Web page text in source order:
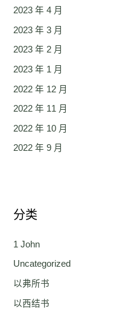
2023 年 4 月
2023 年 3 月
2023 年 2 月
2023 年 1 月
2022 年 12 月
2022 年 11 月
2022 年 10 月
2022 年 9 月
分类
1 John
Uncategorized
以弗所书
以西结书